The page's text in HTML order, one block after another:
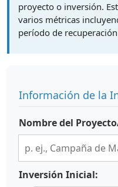
proyecto o inversión.
varios métricas
período de
Información de la
Nombre del
Inversión Inicial: